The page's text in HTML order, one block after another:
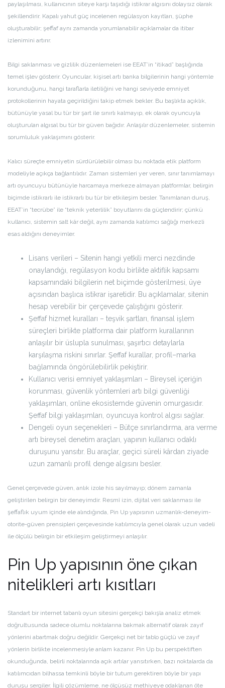
paylaşılması, kullanıcının siteye karşı taşıdığı istikrar algısını dolaysız olarak
şekillendirir. Kapalı yahut güç incelenen regülasyon kayıtları, şüphe
oluşturabilir; şeffaf aynı zamanda yorumlanabilir açıklamalar da itibar
izlenimini artırır.
Bilgi saklanması ve gizlilik düzenlemeleri ise EEAT’in “itikad” başlığında
temel işlev gösterir. Oyuncular, kişisel artı banka bilgilerinin hangi yöntemle
korunduğunu, hangi taraflarla iletiliğini ve hangi seviyede emniyet
protokollerinin hayata geçirildiğini takip etmek bekler. Bu başlıkta açıklık,
bütünüyle yasal bu tür bir şart ile sınırlı kalmayıp, ek olarak oyuncuyla
oluşturulan algısal bu tür bir güven bağıdır. Anlaşılır düzenlemeler, sistemin
sorumluluk yaklaşımını gösterir.
Kalıcı süreçte emniyetin sürdürülebilir olması bu noktada etik platform
modeliyle açıkça bağlantılıdır. Zaman sistemleri yer veren, sınır tanımlamayı
artı oyuncuyu bütünüyle harcamaya merkeze almayan platformlar, belirgin
biçimde istikrarlı ile istikrarlı bu tür bir etkileşim besler. Tanımlanan duruş,
EEAT’in “tecrübe” ile “teknik yeterlilik” boyutlarını da güçlendirir; çünkü
kullanıcı, sistemin salt kâr değil, aynı zamanda katılımcı sağlığı merkezli
esas aldığını deneyimler.
Lisans verileri – Sitenin hangi yetkili merci nezdinde
onaylandığı, regülasyon kodu birlikte aktiflik kapsamı
kapsamındaki bilgilerin net biçimde gösterilmesi, üye
açısından başlıca istikrar işaretidir. Bu açıklamalar, sitenin
hesap verebilir bir çerçevede çalıştığını gösterir.
Şeffaf hizmet kuralları – teşvik şartları, finansal işlem
süreçleri birlikte platforma dair platform kurallarının
anlaşılır bir üslupla sunulması, şaşırtıcı detaylarla
karşılaşma riskini sınırlar. Şeffaf kurallar, profil–marka
bağlamında öngörülebilirlik pekiştirir.
Kullanıcı verisi emniyet yaklaşımları – Bireysel içeriğin
korunması, güvenlik yöntemleri artı bilgi güvenliği
yaklaşımları, online ekosistemde güvenin omurgasıdır.
Şeffaf bilgi yaklaşımları, oyuncuya kontrol algısı sağlar.
Dengeli oyun seçenekleri – Bütçe sınırlandırma, ara verme
artı bireysel denetim araçları, yapının kullanıcı odaklı
duruşunu yansıtır. Bu araçlar, geçici süreli kârdan ziyade
uzun zamanlı profil denge algısını besler.
Genel çerçevede güven, anlık izole his sayılmayıp; dönem zamanla
geliştirilen belirgin bir deneyimdir. Resmî izin, dijital veri saklanması ile
şeffaflık uyum içinde ele alındığında, Pin Up yapısının uzmanlık-deneyim-
otorite-güven prensipleri çerçevesinde katılımcıyla genel olarak uzun vadeli
ile ölçülü belirgin bir etkileşim geliştirmeyi anlaşılır.
Pin Up yapısının öne çıkan
nitelikleri artı kısıtları
Standart bir internet tabanlı oyun sitesini gerçekçi bakışla analiz etmek
doğrultusunda sadece olumlu noktalarına bakmak alternatif olarak zayıf
yönlerini abartmak doğru değildir. Gerçekçi net bir tablo güçlü ve zayıf
yönlerin birlikte incelenmesiyle anlam kazanır. Pin Up bu perspektiften
okunduğunda, belirli noktalarında açık artılar yansıtırken, bazı noktalarda da
katılımcıdan bilhassa temkinli böyle bir tutum gerektiren böyle bir yapı
duruşu sergiler. İlgili çözümleme, ne ölçüsüz methiyeye odaklanan öte